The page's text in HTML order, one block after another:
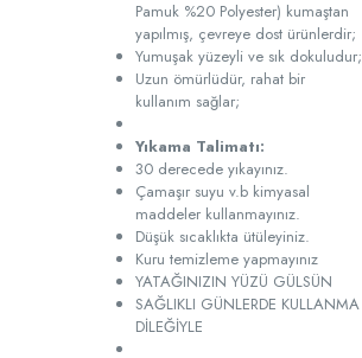
Pamuk %20 Polyester) kumaştan
yapılmış, çevreye dost ürünlerdir;
Yumuşak yüzeyli ve sık dokuludur;
Uzun ömürlüdür, rahat bir
kullanım sağlar;
Yıkama Talimatı:
30 derecede yıkayınız.
Çamaşır suyu v.b kimyasal
maddeler kullanmayınız.
Düşük sıcaklıkta ütüleyiniz.
Kuru temizleme yapmayınız
YATAĞINIZIN YÜZÜ GÜLSÜN
SAĞLIKLI GÜNLERDE KULLANMA
DİLEĞİYLE